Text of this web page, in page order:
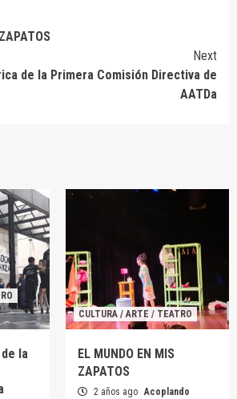
Next
de la Primera Comisión Directiva de
AATDa
la
CULTURA / ARTE / TEATRO
EL MUNDO EN MIS
ZAPATOS
2 años ago Acoplando